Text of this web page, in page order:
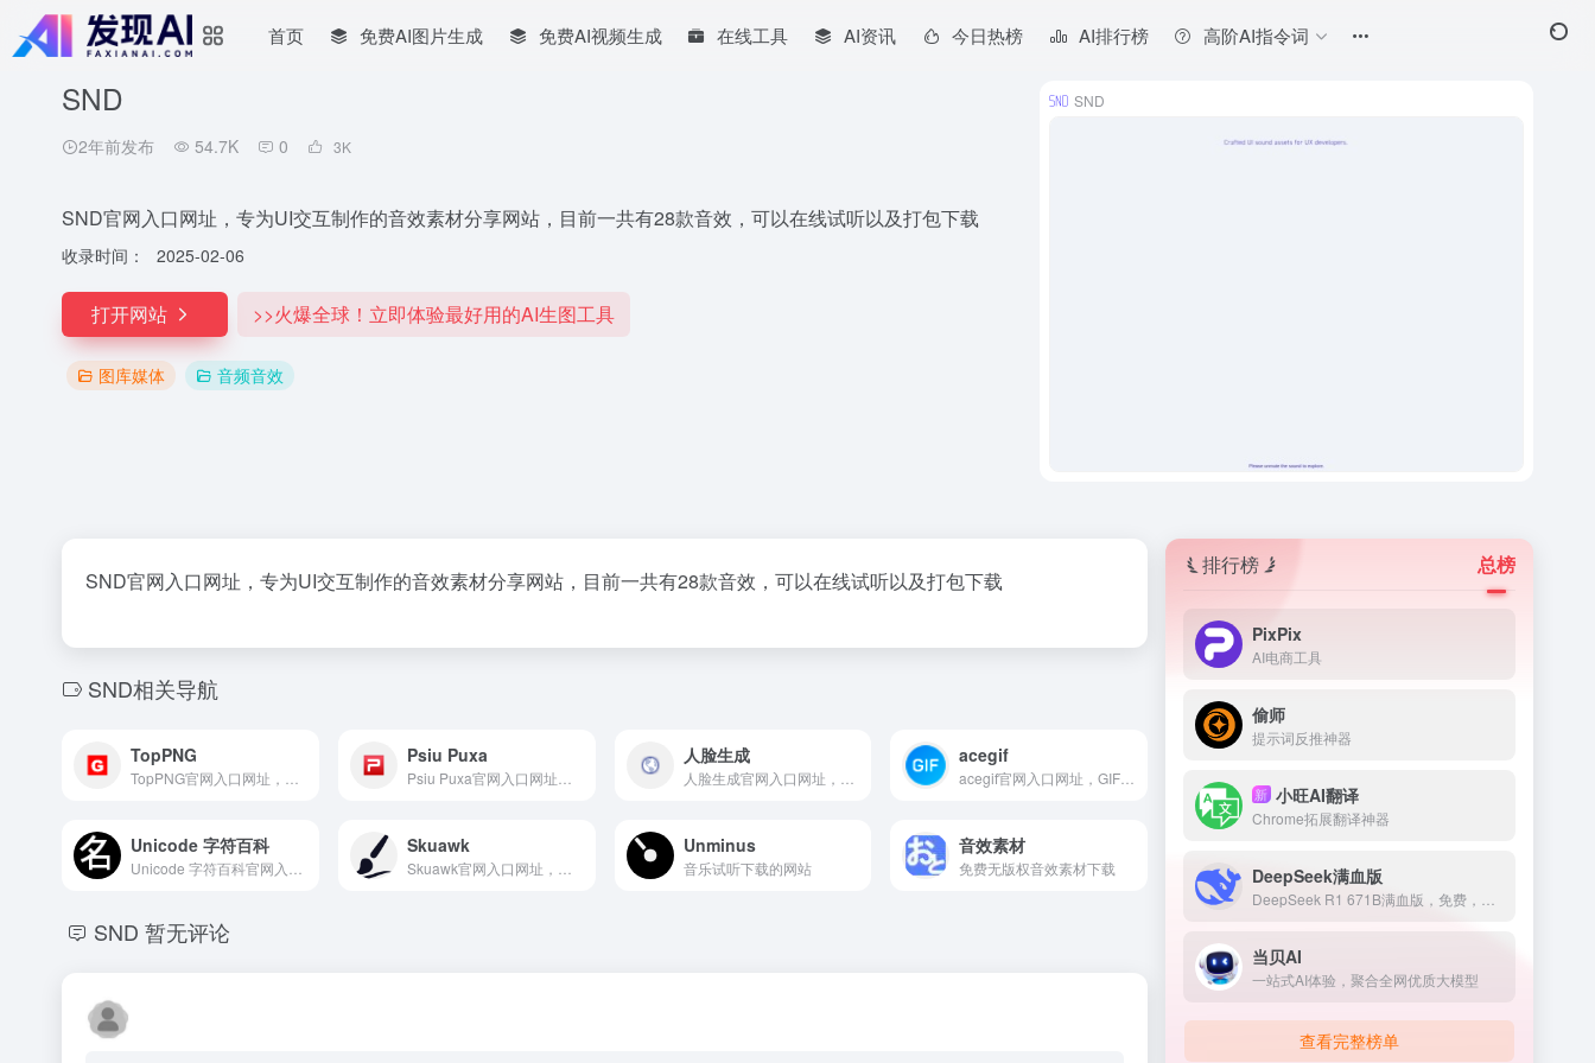
首页 免费AI图片生成 免费AI视频生成 在线工具 AI资讯 今日热榜 AI排行榜 高阶AI指令词
SND
2年前发布 54.7K 0 3K
SND官网入口网址，专为UI交互制作的音效素材分享网站，目前一共有28款音效，可以在线试听以及打包下载
收录时间： 2025-02-06
打开网站 >>火爆全球！立即体验最好用的AI生图工具
图库媒体 音频音效
SND
SND官网入口网址，专为UI交互制作的音效素材分享网站，目前一共有28款音效，可以在线试听以及打包下载
SND相关导航
TopPNG Psiu Puxa 人脸生成 acegif
Unicode 字符百科 Skuawk Unminus
音乐试听下载的网站
音效素材
免费无版权音效素材下载
SND 暂无评论
排行榜 总榜
PixPix
AI电商工具
偷师
提示词反推神器
新 小旺AI翻译
Chrome拓展翻译神器
DeepSeek满血版
当贝AI
一站式AI体验，聚合全网优质大模型
查看完整榜单